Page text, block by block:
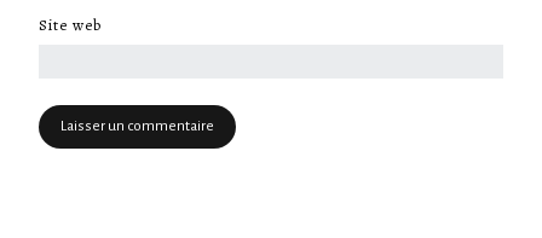
Site web